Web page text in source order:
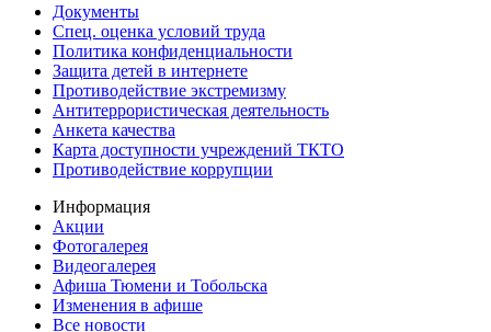
Документы
Спец. оценка условий труда
Политика конфиденциальности
Защита детей в интернете
Противодействие экстремизму
Антитеррористическая деятельность
Анкета качества
Карта доступности учреждений ТКТО
Противодействие коррупции
Информация
Акции
Фотогалерея
Видеогалерея
Афиша Тюмени и Тобольска
Изменения в афише
Все новости